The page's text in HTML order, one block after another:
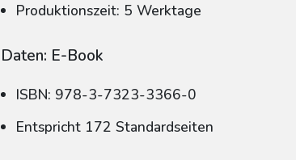
Produktionszeit: 5 Werktage
Daten: E-Book
ISBN: 978-3-7323-3366-0
Entspricht 172 Standardseiten